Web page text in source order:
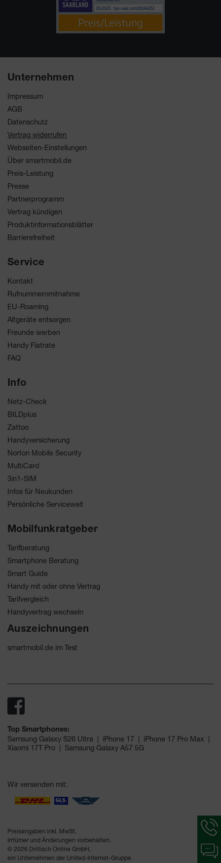
Unternehmen
Impressum
AGB
Datenschutz
Vertrag widerrufen
Webseiten-Einstellungen
Über smartmobil.de
Preis-Leistung
Presse
Partnerprogramm
Vertrag kündigen
Produktinformationsblätter
Barrierefreiheit
Service
Kontakt
Rufnummernmitnahme
EU-Roaming
Altgeräte entsorgen
Freunde werben
Handy Flatrate
FAQ
Info
Netz-Check
BILDplus
Zattoo
Handyversicherung
Norton Mobile Security
MultiCard
3in1-SIM
Infos für Neukunden
Persönliche Servicewelt
Mobilfunkratgeber
Tarifberatung
Smartphone Beratung
Smart Guide
Handy mit oder ohne Vertrag
Tarifvergleich
Handyvertrag wechseln
Auszeichnungen
smartmobil.de im Test
Top Smartphones:
Samsung Galaxy S26 Ultra iPhone 17 iPhone 17 Pro Max
Xiaomi 17T Pro
Samsung Galaxy A57 5G
Wir versenden mit:
Preisangaben inkl. MwSt.
Irrtümer und Änderungen vorbehalten.
© 2026 Drillisch Online GmbH,
ein Unternehmen der United-Internet-Gruppe
Chat-